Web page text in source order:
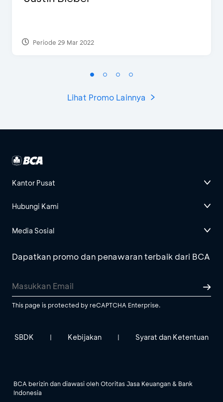
Periode 29 Mar 2022
Lihat Promo Lainnya
Kantor Pusat
Hubungi Kami
Media Sosial
Dapatkan promo dan penawaran terbaik dari BCA
This page is protected by reCAPTCHA Enterprise.
SBDK | Kebijakan | Syarat dan Ketentuan
BCA berizin dan diawasi oleh Otoritas Jasa Keuangan & Bank
Indonesia